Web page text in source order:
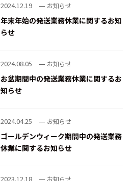
2024.12.19 お知らせ
年末年始の発送業務休業に関するお知
らせ
2024.08.05 お知らせ
お盆期間中の発送業務休業に関するお
知らせ
2024.04.25 お知らせ
ゴールデンウィーク期間中の発送業務
休業に関するお知らせ
2023.12.18 お知らせ